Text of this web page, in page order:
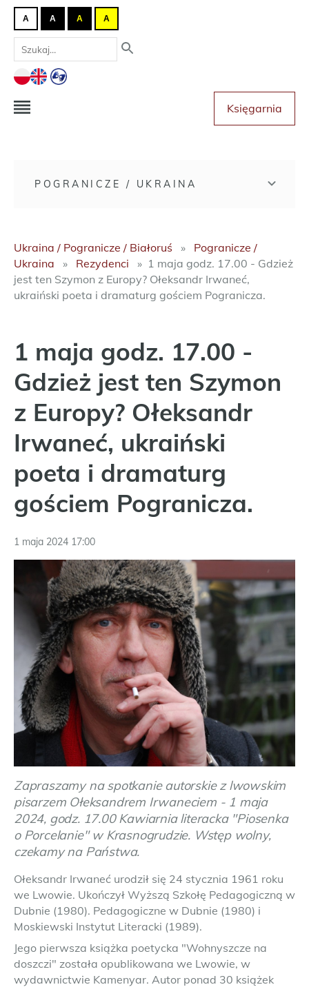
A A A A
Księgarnia
POGRANICZE / UKRAINA
Ukraina / Pogranicze / Białoruś
Pogranicze /
Ukraina
Rezydenci
1 maja godz. 17.00 - Gdzież
jest ten Szymon z Europy? Ołeksandr Irwaneć,
ukraiński poeta i dramaturg gościem Pogranicza.
1 maja godz. 17.00 -
Gdzież jest ten Szymon
z Europy? Ołeksandr
Irwaneć, ukraiński
poeta i dramaturg
gościem Pogranicza.
1 maja 2024 17:00
Zapraszamy na spotkanie autorskie z lwowskim
pisarzem Ołeksandrem Irwaneciem - 1 maja
2024, godz. 17.00 Kawiarnia literacka "Piosenka
o Porcelanie" w Krasnogrudzie. Wstęp wolny,
czekamy na Państwa.
Ołeksandr Irwaneć urodził się 24 stycznia 1961 roku
we Lwowie. Ukończył Wyższą Szkołę Pedagogiczną w
Dubnie (1980). Pedagogiczne w Dubnie (1980) i
Moskiewski Instytut Literacki (1989).
Jego pierwsza książka poetycka "Wohnyszcze na
doszczi" została opublikowana we Lwowie, w
wydawnictwie Kamenyar. Autor ponad 30 książek